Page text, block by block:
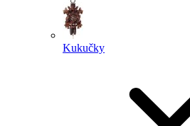
Kukučky